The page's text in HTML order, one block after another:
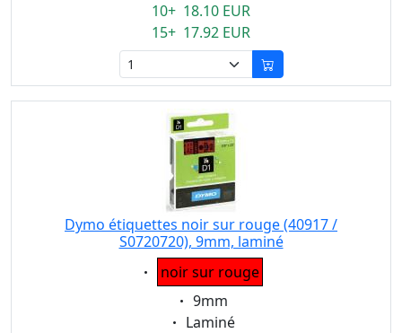
10+ 18.10 EUR
15+ 17.92 EUR
Dymo étiquettes noir sur rouge (40917 /
S0720720), 9mm, laminé
Eigenschaft:
noir sur rouge
Eigenschaft:
9mm
Eigenschaft:
Laminé